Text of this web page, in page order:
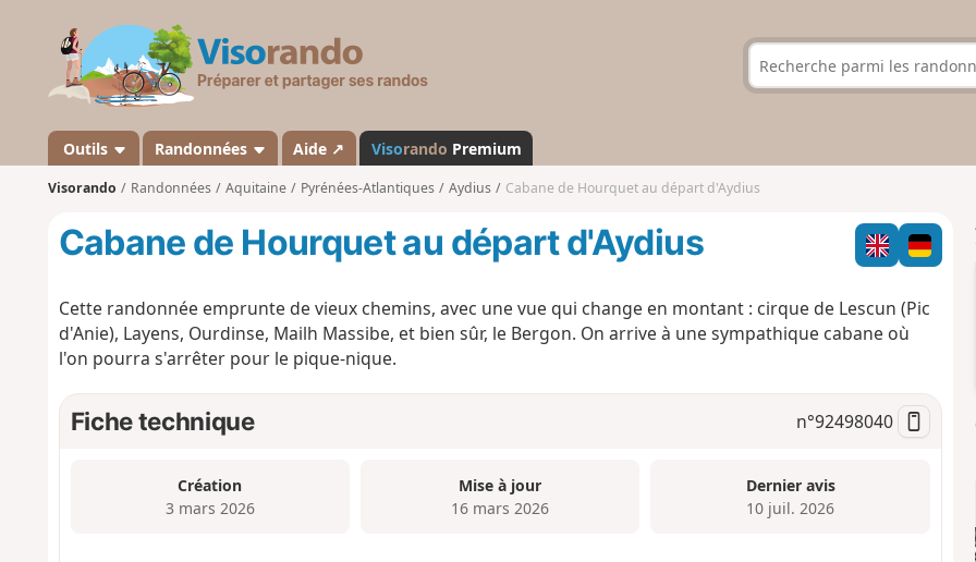
s
a
n
d
Outils Randonnées Aide ↗ Visorando Premium
Visorando Randonnées Aquitaine Pyrénées-Atlantiques Aydius Cabane de Hourquet au départ d'Aydius
Cabane de Hourquet au départ d'Aydius
Cette randonnée emprunte de vieux chemins, avec une vue qui change en montant : cirque de Lescun (Pic
d'Anie), Layens, Ourdinse, Mailh Massibe, et bien sûr, le Bergon. On arrive à une sympathique cabane où
l'on pourra s'arrêter pour le pique-nique.
Fiche technique n°92498040
Création
3 mars 2026
Mise à jour
16 mars 2026
Dernier avis
10 juil. 2026